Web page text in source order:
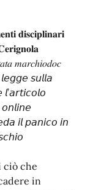
𝐝𝐢𝐬𝐜𝐢𝐩𝐥𝐢𝐧𝐚𝐫𝐢
𝑚𝑎𝑟𝑐ℎ𝑖𝑜𝑑𝑜𝑐
𝘭𝘦𝘨𝘨𝘦 𝘴𝘶𝘭𝘭𝘢
𝘪𝘭 𝘱𝘢𝘯𝘪𝘤𝘰 𝘪𝘯
ciò che
in